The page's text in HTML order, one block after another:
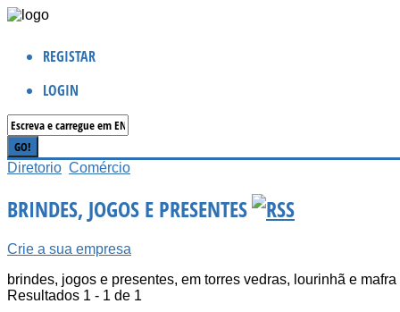
REGISTAR
LOGIN
Diretorio Comércio
BRINDES, JOGOS E PRESENTES
Crie a sua empresa
brindes, jogos e presentes, em torres vedras, lourinhã e mafra
Resultados 1 - 1 de 1